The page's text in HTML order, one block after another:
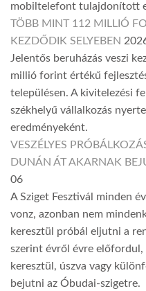
mobiltelefont tulajdonított
TÖBB MINT 112 MILLIÓ
KEZDŐDIK SELYEBEN
Jelentős beruházás veszi
millió forint értékű
településen. A kivitelezési
székhelyű vállalkozás
eredményeként.
VESZÉLYES
DUNÁN ÁT AKARNAK
06
A Sziget Fesztivál minden
vonz, azonban nem
keresztül próbál eljutni a
szerint évről évre előfordul,
keresztül, úszva vagy
bejutni az Óbudai-szigetre.